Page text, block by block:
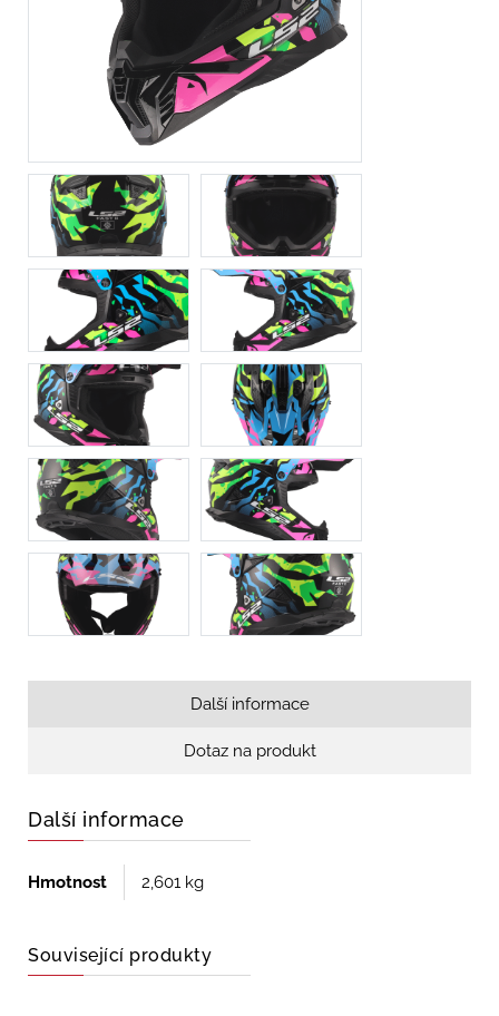
Další informace
Dotaz na produkt
Další informace
Hmotnost 2,601 kg
Související produkty